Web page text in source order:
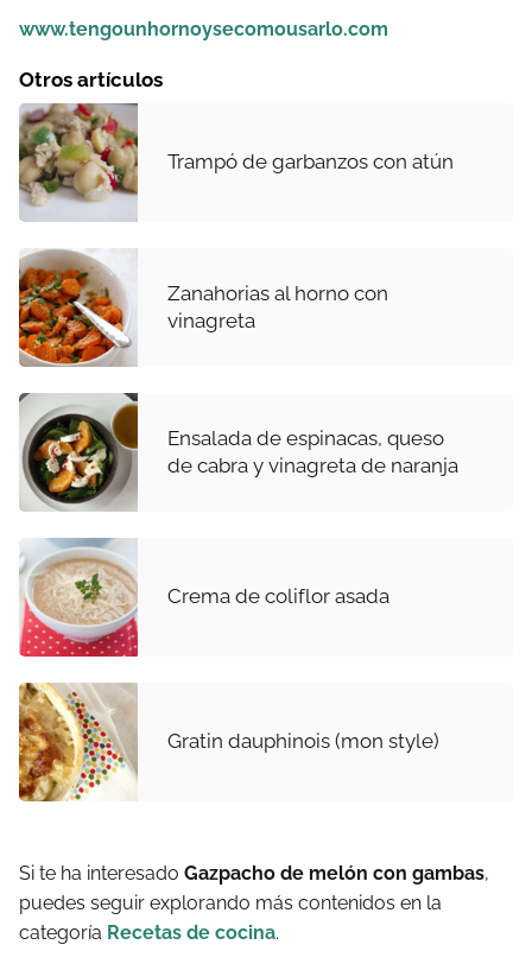
www.tengounhornoysecomousarlo.com
Otros artículos
Trampó de garbanzos con atún
Zanahorias al horno con
vinagreta
Ensalada de espinacas, queso
de cabra y vinagreta de naranja
Crema de coliflor asada
Gratin dauphinois (mon style)
Si te ha interesado Gazpacho de melón con gambas,
puedes seguir explorando más contenidos en la
categoría Recetas de cocina.